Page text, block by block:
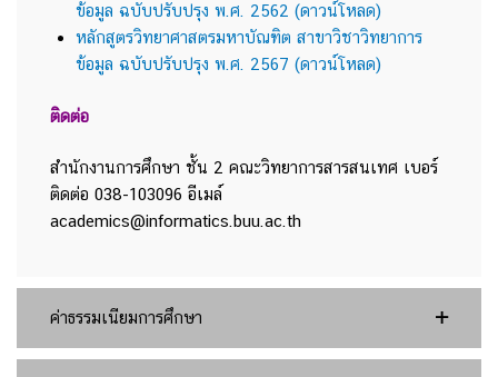
ข้อมูล ฉบับปรับปรุง พ.ศ. 2562 (ดาวน์โหลด)
หลักสูตรวิทยาศาสตรมหาบัณฑิต สาขาวิชาวิทยาการ
ข้อมูล ฉบับปรับปรุง พ.ศ. 2567 (ดาวน์โหลด)
ติดต่อ
สำนักงานการศึกษา ชั้น 2 คณะวิทยาการสารสนเทศ เบอร์
ติดต่อ 038-103096 อีเมล์
academics@informatics.buu.ac.th
ค่าธรรมเนียมการศึกษา